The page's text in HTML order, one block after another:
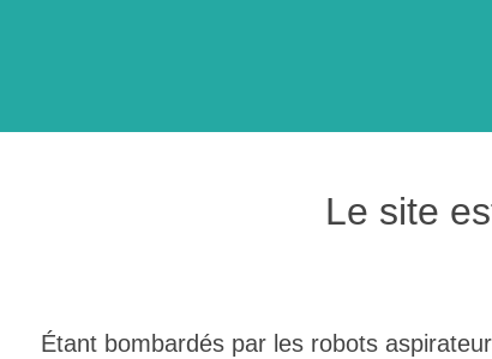
Le site
Étant bombardés par les robots